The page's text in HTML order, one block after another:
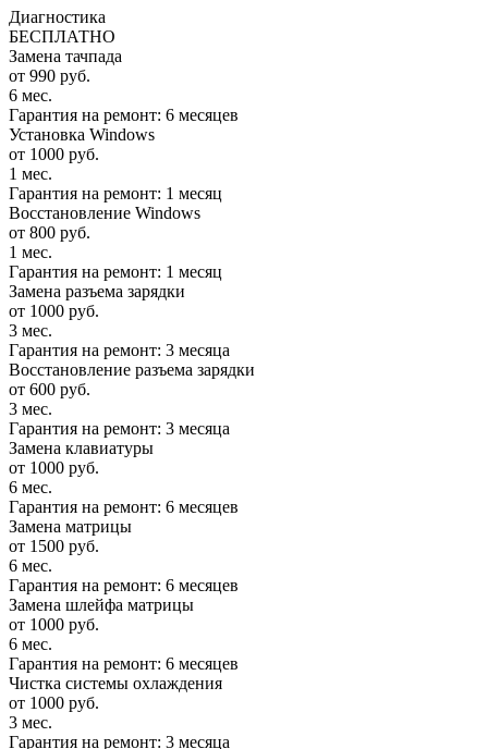
Диагностика
БЕСПЛАТНО
Замена тачпада
от 990 руб.
6 мес.
Гарантия на ремонт: 6 месяцев
Установка Windows
от 1000 руб.
1 мес.
Гарантия на ремонт: 1 месяц
Восстановление Windows
от 800 руб.
1 мес.
Гарантия на ремонт: 1 месяц
Замена разъема зарядки
от 1000 руб.
3 мес.
Гарантия на ремонт: 3 месяца
Восстановление разъема зарядки
от 600 руб.
3 мес.
Гарантия на ремонт: 3 месяца
Замена клавиатуры
от 1000 руб.
6 мес.
Гарантия на ремонт: 6 месяцев
Замена матрицы
от 1500 руб.
6 мес.
Гарантия на ремонт: 6 месяцев
Замена шлейфа матрицы
от 1000 руб.
6 мес.
Гарантия на ремонт: 6 месяцев
Чистка системы охлаждения
от 1000 руб.
3 мес.
Гарантия на ремонт: 3 месяца